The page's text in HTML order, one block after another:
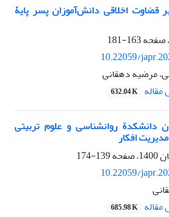
قضاوت اخلاقی دانش‌آموزان پسر پایۀ
163-181
10.22059/
مرضیه دهقانی
632.04 K
دانشکدة روانشناسی و علوم تربیتی
افکار
139-174
10.22059/
685.98 K